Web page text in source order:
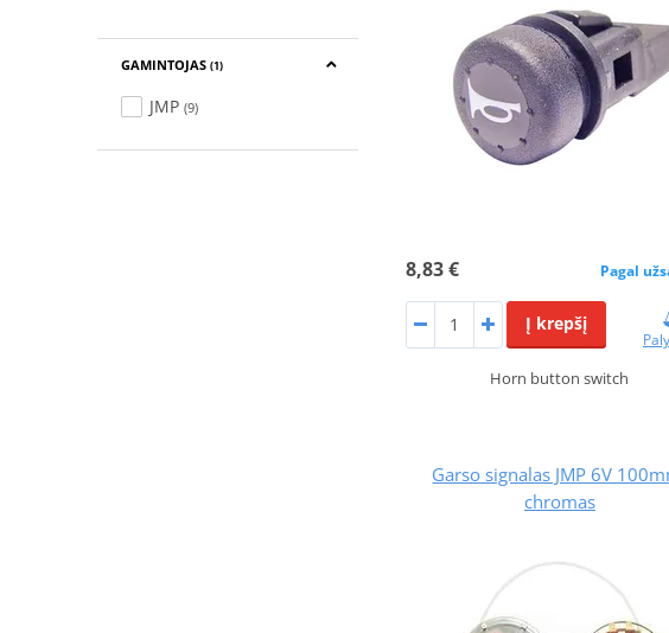
GAMINTOJAS (1)
JMP (9)
8,83 € Pagal
Į krepšį
Horn button switch
Garso signalas JMP 6V
chromas